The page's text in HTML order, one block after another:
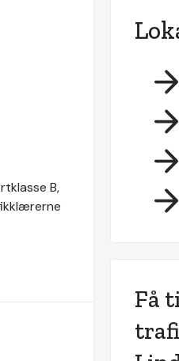
B,
Få